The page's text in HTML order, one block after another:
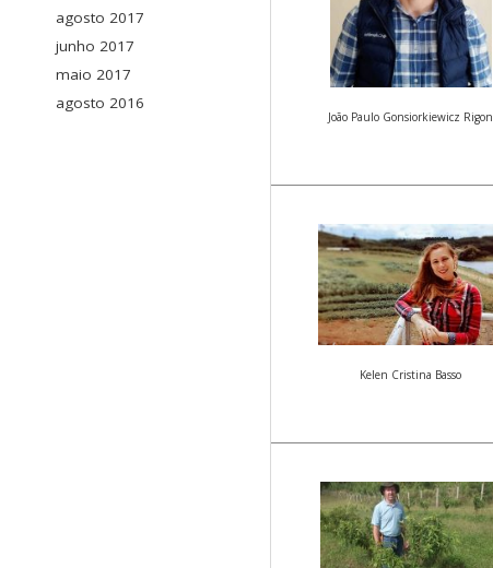
agosto 2017
junho 2017
maio 2017
agosto 2016
João Paulo Gonsiorkiewicz Rigon
Kelen Cristina Basso